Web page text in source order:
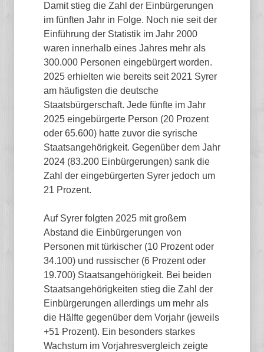
Damit stieg die Zahl der Einbürgerungen
im fünften Jahr in Folge. Noch nie seit der
Einführung der Statistik im Jahr 2000
waren innerhalb eines Jahres mehr als
300.000 Personen eingebürgert worden.
2025 erhielten wie bereits seit 2021 Syrer
am häufigsten die deutsche
Staatsbürgerschaft. Jede fünfte im Jahr
2025 eingebürgerte Person (20 Prozent
oder 65.600) hatte zuvor die syrische
Staatsangehörigkeit. Gegenüber dem Jahr
2024 (83.200 Einbürgerungen) sank die
Zahl der eingebürgerten Syrer jedoch um
21 Prozent.
Auf Syrer folgten 2025 mit großem
Abstand die Einbürgerungen von
Personen mit türkischer (10 Prozent oder
34.100) und russischer (6 Prozent oder
19.700) Staatsangehörigkeit. Bei beiden
Staatsangehörigkeiten stieg die Zahl der
Einbürgerungen allerdings um mehr als
die Hälfte gegenüber dem Vorjahr (jeweils
+51 Prozent). Ein besonders starkes
Wachstum im Vorjahresvergleich zeigte